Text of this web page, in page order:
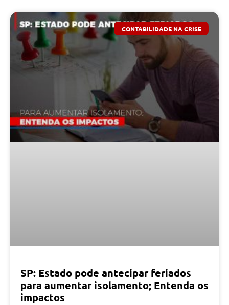
CONTABILIDADE NA CRISE
SP: Estado pode antecipar feriados
para aumentar isolamento; Entenda os
impactos